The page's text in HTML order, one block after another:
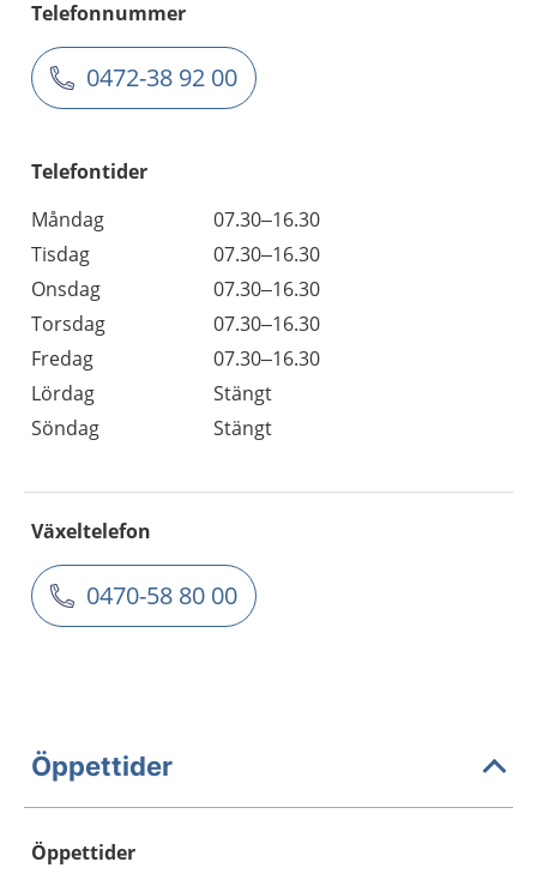
Telefonnummer
0472-38 92 00
Telefontider
Måndag
07.30–16.30
Tisdag
07.30–16.30
Onsdag
07.30–16.30
Torsdag
07.30–16.30
Fredag
07.30–16.30
Lördag
Stängt
Söndag
Stängt
Växeltelefon
0470-58 80 00
Öppettider
Öppettider